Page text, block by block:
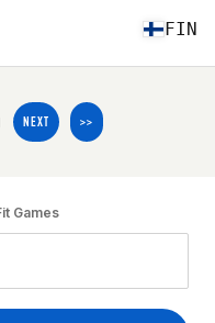
FIN
NEXT >>
Games